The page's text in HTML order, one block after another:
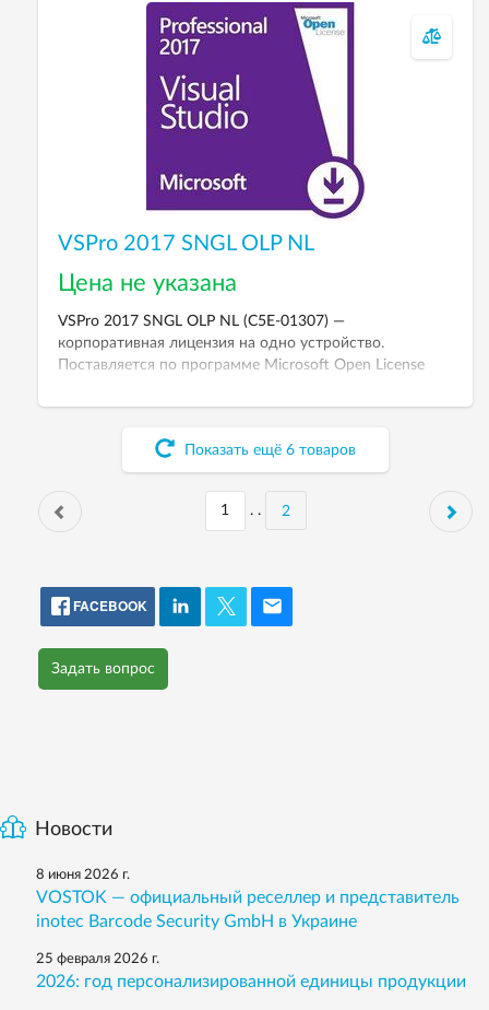
VSPro 2017 SNGL OLP NL
Цена не указана
VSPro 2017 SNGL OLP NL (C5E-01307) —
корпоративная лицензия на одно устройство.
Поставляется по программе Microsoft Open License
Показать ещё 6 товаров
. . 2
FACEBOOK
Задать вопрос
Новости
8 июня 2026 г.
VOSTOK — официальный реселлер и представитель
inotec Barcode Security GmbH в Украине
25 февраля 2026 г.
2026: год персонализированной единицы продукции